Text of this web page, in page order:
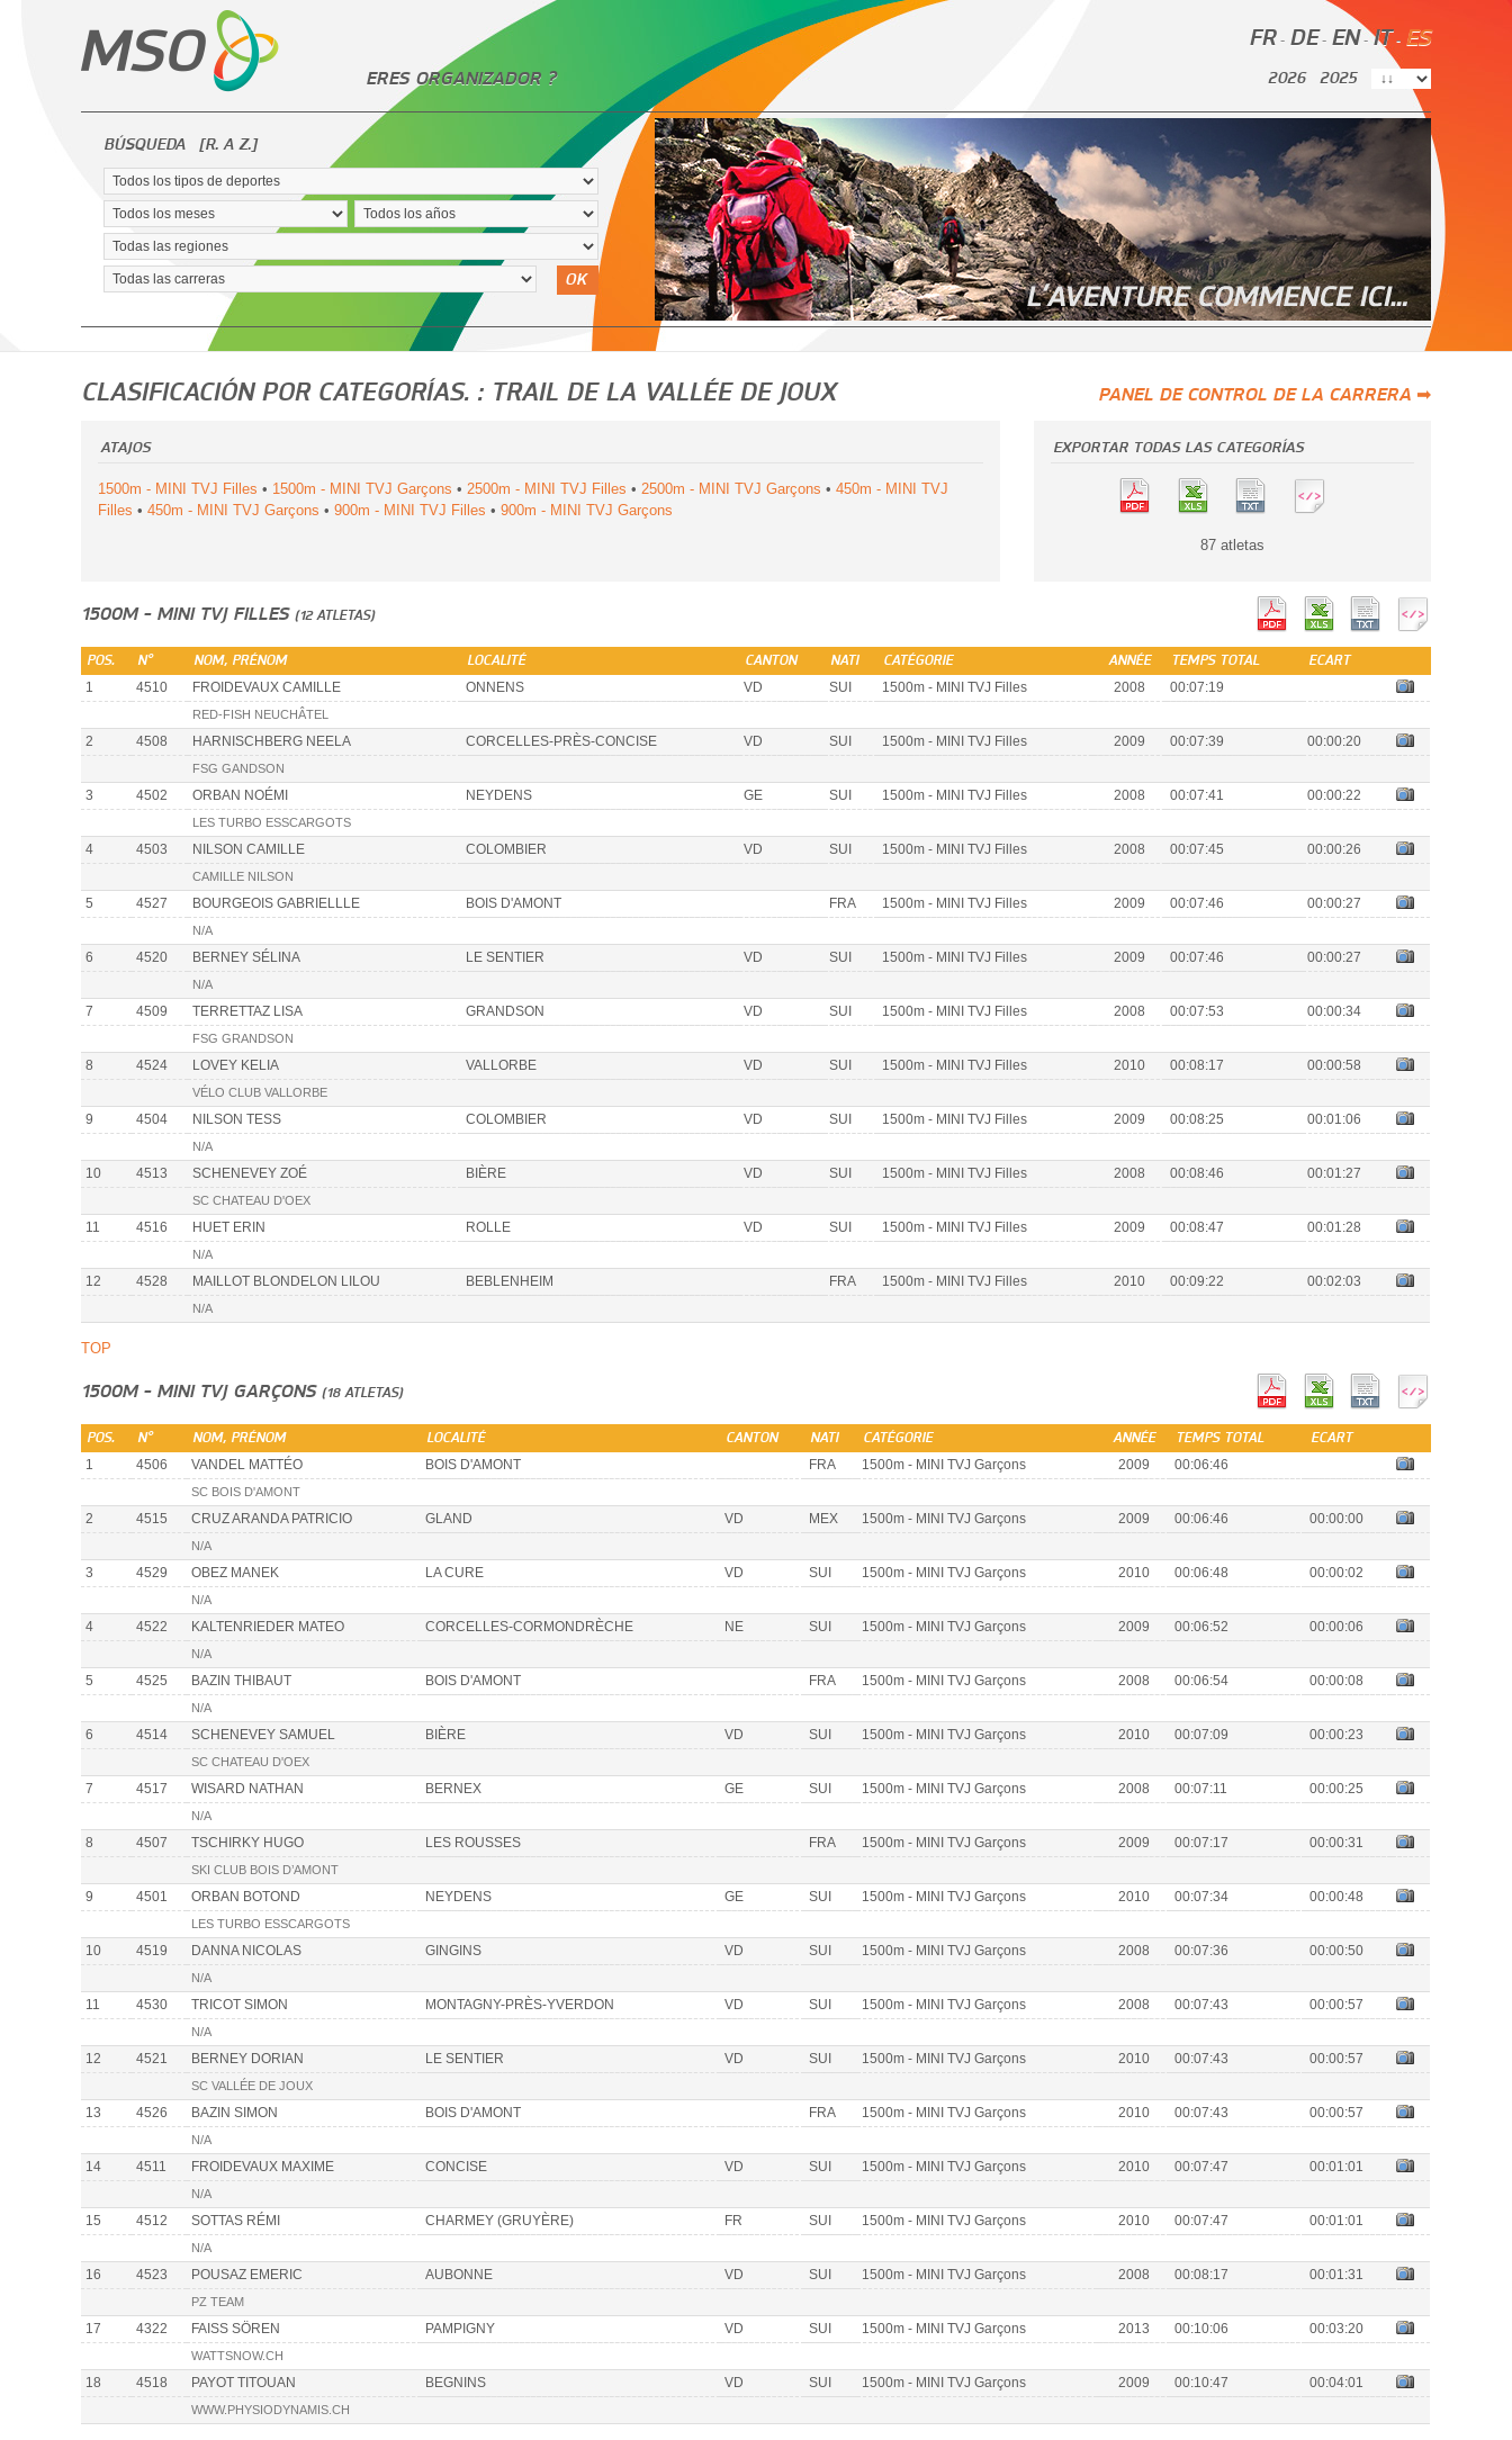
FR- DE- EN- IT - ES
ERES ORGANIZADOR ? 2026 2025
BÚSQUEDA [R. A Z.]
OK
PANEL DE CONTROL DE LA CARRERA ➡
CLASIFICACIÓN POR CATEGORÍAS. : TRAIL DE LA VALLÉE DE JOUX
ATAJOS
1500m - MINI TVJ Filles • 1500m - MINI TVJ Garçons • 2500m - MINI TVJ Filles • 2500m - MINI TVJ Garçons • 450m - MINI TVJ
Filles • 450m - MINI TVJ Garçons • 900m - MINI TVJ Filles • 900m - MINI TVJ Garçons
EXPORTAR TODAS LAS CATEGORÍAS
87 atletas
1500M - MINI TVJ FILLES (12 ATLETAS)
POS. N° NOM, PRÉNOM LOCALITÉ CANTON NATI CATÉGORIE ANNÉE TEMPS TOTAL ECART
1 4510 FROIDEVAUX CAMILLE ONNENS VD SUI 1500m - MINI TVJ Filles 2008 00:07:19
RED-FISH NEUCHÂTEL
2 4508 HARNISCHBERG NEELA CORCELLES-PRÈS-CONCISE VD SUI 1500m - MINI TVJ Filles 2009 00:07:39 00:00:20
FSG GANDSON
3 4502 ORBAN NOÉMI NEYDENS GE SUI 1500m - MINI TVJ Filles 2008 00:07:41 00:00:22
LES TURBO ESSCARGOTS
4 4503 NILSON CAMILLE COLOMBIER VD SUI 1500m - MINI TVJ Filles 2008 00:07:45 00:00:26
CAMILLE NILSON
5 4527 BOURGEOIS GABRIELLLE BOIS D'AMONT FRA 1500m - MINI TVJ Filles 2009 00:07:46 00:00:27
N/A
6 4520 BERNEY SÉLINA LE SENTIER VD SUI 1500m - MINI TVJ Filles 2009 00:07:46 00:00:27
N/A
7 4509 TERRETTAZ LISA GRANDSON VD SUI 1500m - MINI TVJ Filles 2008 00:07:53 00:00:34
FSG GRANDSON
8 4524 LOVEY KELIA VALLORBE VD SUI 1500m - MINI TVJ Filles 2010 00:08:17 00:00:58
VÉLO CLUB VALLORBE
9 4504 NILSON TESS COLOMBIER VD SUI 1500m - MINI TVJ Filles 2009 00:08:25 00:01:06
N/A
10 4513 SCHENEVEY ZOÉ BIÈRE VD SUI 1500m - MINI TVJ Filles 2008 00:08:46 00:01:27
SC CHATEAU D'OEX
11 4516 HUET ERIN ROLLE VD SUI 1500m - MINI TVJ Filles 2009 00:08:47 00:01:28
N/A
12 4528 MAILLOT BLONDELON LILOU BEBLENHEIM FRA 1500m - MINI TVJ Filles 2010 00:09:22 00:02:03
N/A
TOP
1500M - MINI TVJ GARÇONS (18 ATLETAS)
POS. N° NOM, PRÉNOM LOCALITÉ CANTON NATI CATÉGORIE ANNÉE TEMPS TOTAL ECART
1 4506 VANDEL MATTÉO BOIS D'AMONT FRA 1500m - MINI TVJ Garçons 2009 00:06:46
SC BOIS D'AMONT
2 4515 CRUZ ARANDA PATRICIO GLAND VD MEX 1500m - MINI TVJ Garçons 2009 00:06:46 00:00:00
N/A
3 4529 OBEZ MANEK LA CURE VD SUI 1500m - MINI TVJ Garçons 2010 00:06:48 00:00:02
N/A
4 4522 KALTENRIEDER MATEO CORCELLES-CORMONDRÈCHE NE SUI 1500m - MINI TVJ Garçons 2009 00:06:52 00:00:06
N/A
5 4525 BAZIN THIBAUT BOIS D'AMONT FRA 1500m - MINI TVJ Garçons 2008 00:06:54 00:00:08
N/A
6 4514 SCHENEVEY SAMUEL BIÈRE VD SUI 1500m - MINI TVJ Garçons 2010 00:07:09 00:00:23
SC CHATEAU D'OEX
7 4517 WISARD NATHAN BERNEX GE SUI 1500m - MINI TVJ Garçons 2008 00:07:11 00:00:25
N/A
8 4507 TSCHIRKY HUGO LES ROUSSES FRA 1500m - MINI TVJ Garçons 2009 00:07:17 00:00:31
SKI CLUB BOIS D’AMONT
9 4501 ORBAN BOTOND NEYDENS GE SUI 1500m - MINI TVJ Garçons 2010 00:07:34 00:00:48
LES TURBO ESSCARGOTS
10 4519 DANNA NICOLAS GINGINS VD SUI 1500m - MINI TVJ Garçons 2008 00:07:36 00:00:50
N/A
11 4530 TRICOT SIMON MONTAGNY-PRÈS-YVERDON VD SUI 1500m - MINI TVJ Garçons 2008 00:07:43 00:00:57
N/A
12 4521 BERNEY DORIAN LE SENTIER VD SUI 1500m - MINI TVJ Garçons 2010 00:07:43 00:00:57
SC VALLÉE DE JOUX
13 4526 BAZIN SIMON BOIS D'AMONT FRA 1500m - MINI TVJ Garçons 2010 00:07:43 00:00:57
N/A
14 4511 FROIDEVAUX MAXIME CONCISE VD SUI 1500m - MINI TVJ Garçons 2010 00:07:47 00:01:01
N/A
15 4512 SOTTAS RÉMI CHARMEY (GRUYÈRE) FR SUI 1500m - MINI TVJ Garçons 2010 00:07:47 00:01:01
N/A
16 4523 POUSAZ EMERIC AUBONNE VD SUI 1500m - MINI TVJ Garçons 2008 00:08:17 00:01:31
PZ TEAM
17 4322 FAISS SÖREN PAMPIGNY VD SUI 1500m - MINI TVJ Garçons 2013 00:10:06 00:03:20
WATTSNOW.CH
18 4518 PAYOT TITOUAN BEGNINS VD SUI 1500m - MINI TVJ Garçons 2009 00:10:47 00:04:01
WWW.PHYSIODYNAMIS.CH